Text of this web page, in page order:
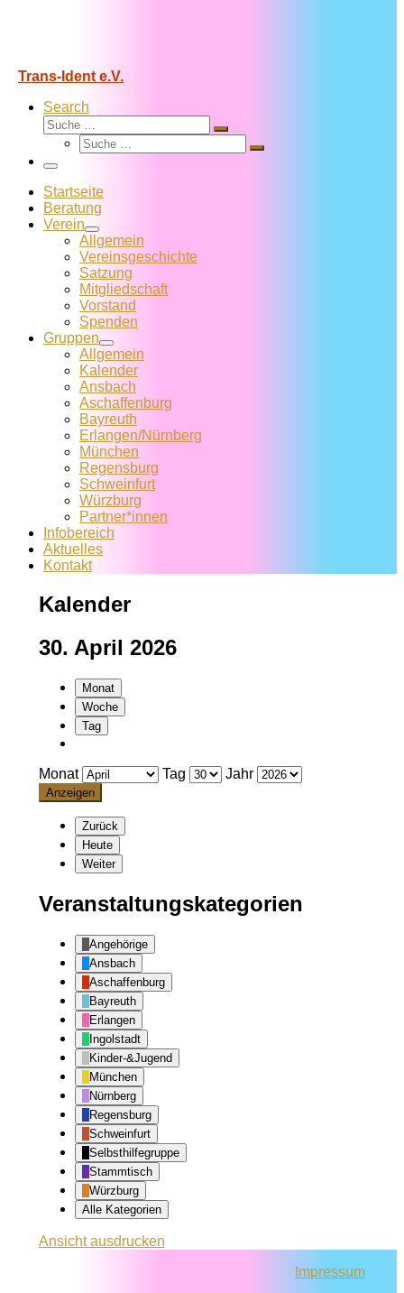
Trans-Ident e.V.
Search
Suche
Suche
Suche
Suche
Menü
Startseite
Beratung
Verein
Allgemein
Vereins­geschichte
Satzung
Mitglied­schaft
Vorstand
Spenden
Gruppen
Allgemein
Kalender
Ansbach
Aschaffenburg
Bayreuth
Erlangen/Nürnberg
München
Regensburg
Schweinfurt
Würzburg
Partner*innen
Infobereich
Aktuelles
Kontakt
Kalender
30. April 2026
Monat
Woche
Tag
Monat Tag Jahr
Zurück
Heute
Weiter
Veranstaltungskategorien
Angehörige
Ansbach
Aschaffenburg
Bayreuth
Erlangen
Ingolstadt
Kinder-&Jugend
München
Nürnberg
Regensburg
Schweinfurt
Selbsthilfegruppe
Stammtisch
Würzburg
Alle Kategorien
Ansichtausdrucken
Impressum